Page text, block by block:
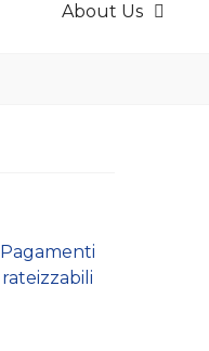
About Us
Pagamenti
rateizzabili